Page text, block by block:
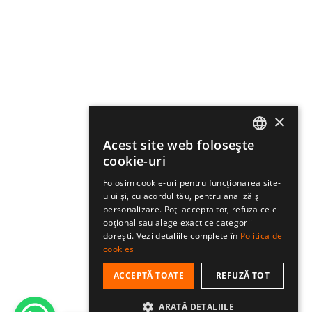
© 2023-2026 ELEVEN SPORTSWEAR SRL
ROMANIAN
ENGLISH
×
Acest site web folosește
cookie-uri
Folosim cookie-uri pentru funcționarea site-
ului și, cu acordul tău, pentru analiză și
personalizare. Poți accepta tot, refuza ce e
opțional sau alege exact ce categorii
dorești. Vezi detaliile complete în Politica de
cookies
ACCEPTĂ TOATE REFUZĂ TOT
ARATĂ DETALIILE